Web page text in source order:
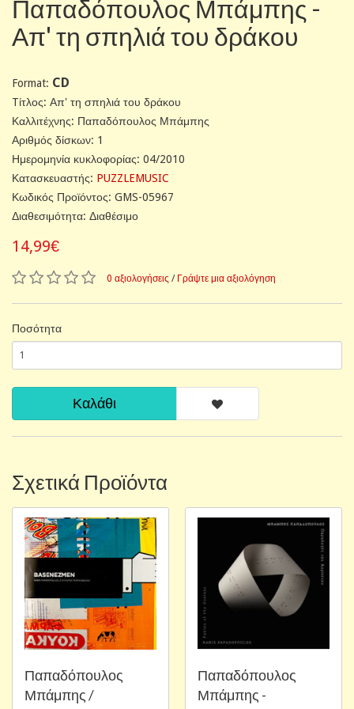
Παπαδόπουλος Μπάμπης -
Απ' τη σπηλιά του δράκου
Format: CD
Tίτλος: Απ' τη σπηλιά του δράκου
Καλλιτέχνης: Παπαδόπουλος Μπάμπης
Αριθμός δίσκων: 1
Ημερομηνία κυκλοφορίας: 04/2010
Κατασκευαστής: PUZZLEMUSIC
Κωδικός Προϊόντος: GMS-05967
Διαθεσιμότητα: Διαθέσιμο
14,99€
0 αξιολογήσεις / Γράψτε μια αξιολόγηση
Ποσότητα
Καλάθι
Σχετικά Προϊόντα
Παπαδόπουλος
Μπάμπης /
Παπαδόπουλος
Μπάμπης -